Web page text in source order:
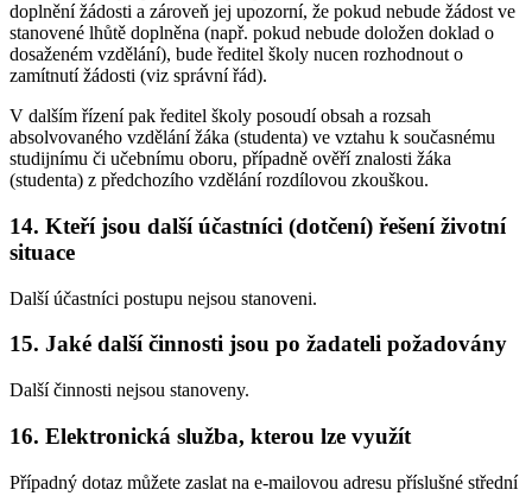
doplnění žádosti a zároveň jej upozorní, že pokud nebude žádost ve
stanovené lhůtě doplněna (např. pokud nebude doložen doklad o
dosaženém vzdělání), bude ředitel školy nucen rozhodnout o
zamítnutí žádosti (viz správní řád).
V dalším řízení pak ředitel školy posoudí obsah a rozsah
absolvovaného vzdělání žáka (studenta) ve vztahu k současnému
studijnímu či učebnímu oboru, případně ověří znalosti žáka
(studenta) z předchozího vzdělání rozdílovou zkouškou.
14. Kteří jsou další účastníci (dotčení) řešení životní
situace
Další účastníci postupu nejsou stanoveni.
15. Jaké další činnosti jsou po žadateli požadovány
Další činnosti nejsou stanoveny.
16. Elektronická služba, kterou lze využít
Případný dotaz můžete zaslat na e-mailovou adresu příslušné střední